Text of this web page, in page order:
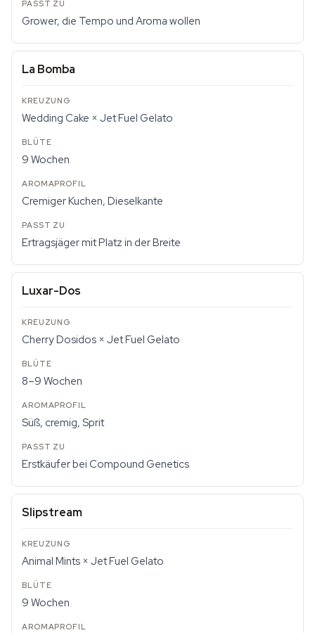
Grower, die Tempo und Aroma wollen
La Bomba
Wedding Cake × Jet Fuel Gelato
9 Wochen
Cremiger Kuchen, Dieselkante
Ertragsjäger mit Platz in der Breite
Luxar-Dos
Cherry Dosidos × Jet Fuel Gelato
8–9 Wochen
Süß, cremig, Sprit
Erstkäufer bei Compound Genetics
Slipstream
Animal Mints × Jet Fuel Gelato
9 Wochen